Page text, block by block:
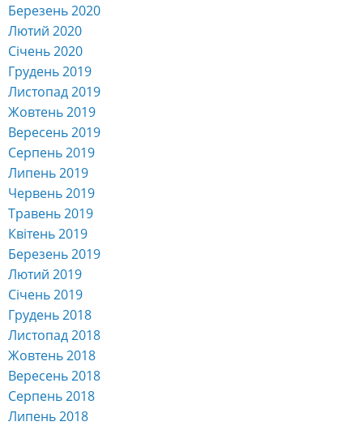
Березень 2020
Лютий 2020
Січень 2020
Грудень 2019
Листопад 2019
Жовтень 2019
Вересень 2019
Серпень 2019
Липень 2019
Червень 2019
Травень 2019
Квітень 2019
Березень 2019
Лютий 2019
Січень 2019
Грудень 2018
Листопад 2018
Жовтень 2018
Вересень 2018
Серпень 2018
Липень 2018